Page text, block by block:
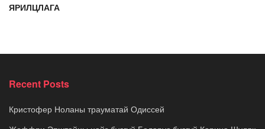
ЯРИЛЦЛАГА
Recent Posts
Кристофер Ноланы трауматай Одиссей